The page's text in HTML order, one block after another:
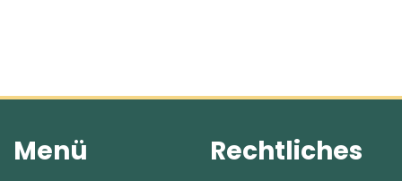
Menü Rechtliches